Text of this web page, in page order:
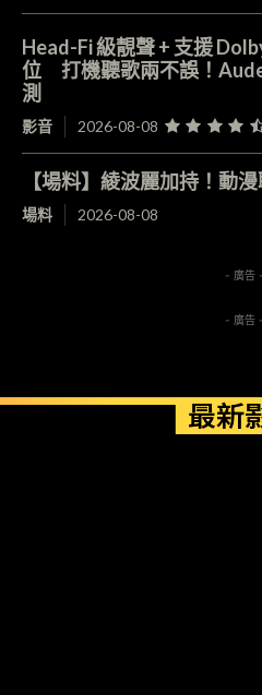
Head-Fi 級靚聲 + 支援
位 打機聽歌兩不誤！
測
影音 2026-08-08
【場料】綾波麗加持！動
場料 2026-08-08
- 廣告 -
- 廣告 -
最新